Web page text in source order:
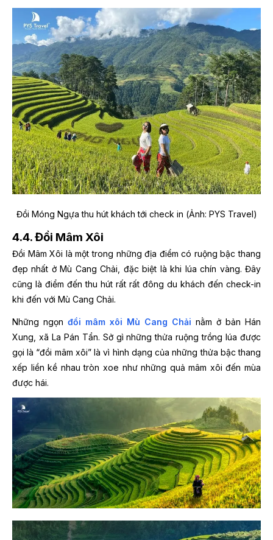
Đồi Móng Ngựa thu hút khách tới check in (Ảnh: PYS Travel)
4.4. Đồi Mâm Xôi
Đồi Mâm Xôi là một trong những địa điểm có ruộng bậc thang
đẹp nhất ở Mù Cang Chải, đặc biệt là khi lúa chín vàng. Đây
cũng là điểm đến thu hút rất rất đông du khách đến check-in
khi đến với Mù Cang Chải.
Những ngọn đồi mâm xôi Mù Cang Chải nằm ở bản Hán
Xung, xã La Pán Tẩn. Sở gì những thửa ruộng trồng lúa được
gọi là “đồi mâm xôi” là vì hình dạng của những thửa bậc thang
xếp liền kề nhau tròn xoe như những quả mâm xôi đến mùa
được hái.